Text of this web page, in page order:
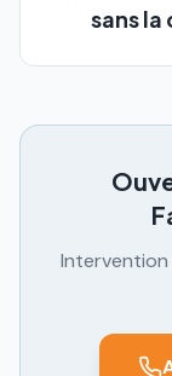
sans la